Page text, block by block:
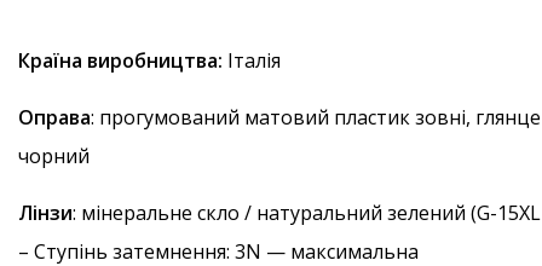
Країна виробництва: Італія
Оправа: прогумований матовий пластик зовні,
чорний
Лінзи: мінеральне скло / натуральний зелений (G-
– Ступінь затемнення: 3N — максимальна